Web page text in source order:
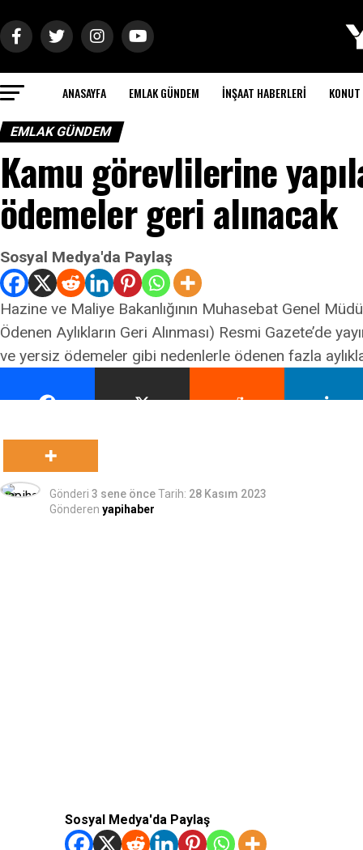
ANASAYFA EMLAK GÜNDEM İNŞAAT HABERLERI
EMLAK GÜNDEM
Kamu görevlilerine
ödemeler geri alınacak
Sosyal Medya'da Paylaş
Hazine ve Maliye Bakanlığının Muhasebat Genel
Ödenen Aylıkların Geri Alınması) Resmi Gazete’de
ve yersiz ödemeler gibi nedenlerle ödenen fazla
Gönderi 3 sene önceTarih: 28 Kasım 2023
Gönderen yapihaber
Sosyal Medya'da Paylaş